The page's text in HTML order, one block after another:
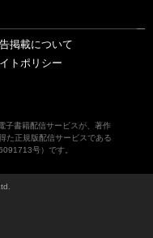
掲載について
トポリシー
子書籍配信サービスが、著作
た正規版配信サービスである
号）です。